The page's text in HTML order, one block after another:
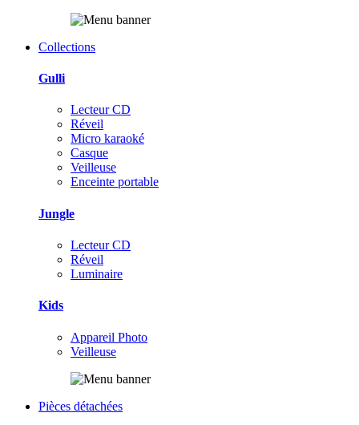
Collections
Gulli
Lecteur CD
Réveil
Micro karaoké
Casque
Veilleuse
Enceinte portable
Jungle
Lecteur CD
Réveil
Luminaire
Kids
Appareil Photo
Veilleuse
Pièces détachées